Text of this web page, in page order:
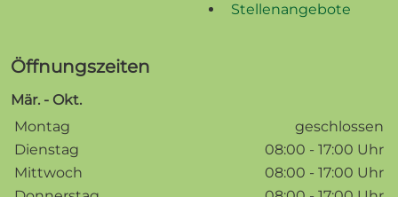
Stellenangebote
Öffnungszeiten
Mär. - Okt.
Wochentage / Monate
Öffnungszeiten / Hinweise
Montag
geschlossen
Dienstag
08:00 - 17:00 Uhr
Mittwoch
08:00 - 17:00 Uhr